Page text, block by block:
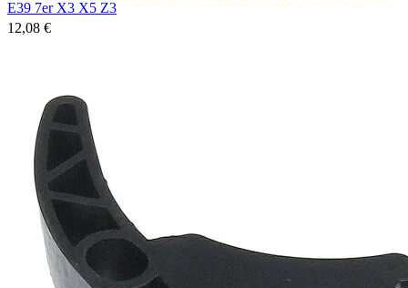
E39 7er X3 X5 Z3
12,08 €